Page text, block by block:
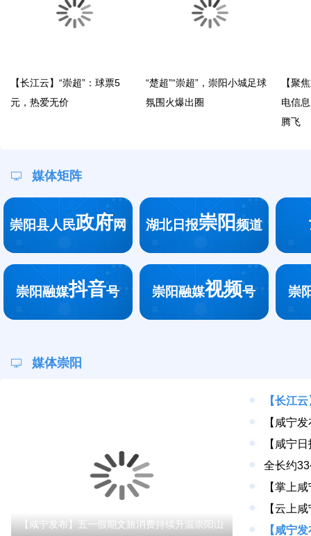
【长江云】“崇超”：球票5
元，热爱无价
“楚超”“崇超”，崇阳小城足球
氛围火爆出圈
【聚
电信
腾飞
媒体矩阵
崇阳县人民政府网 湖北日报崇阳频道
崇阳融媒抖音号 崇阳融媒视频号 崇
媒体崇阳
【咸宁发布】五一假期文旅消费持续升温崇阳山
【长江